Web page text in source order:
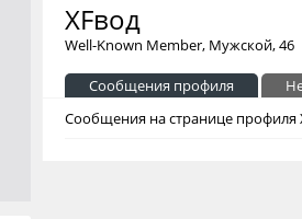
XFвод
Well-Known Member, Мужской, 46
Сообщения профиля
Сообщения на странице профиля